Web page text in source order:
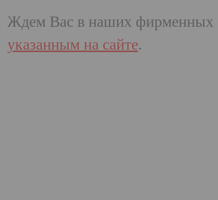
Ждем Вас в наших фирменных
указанным на сайте.